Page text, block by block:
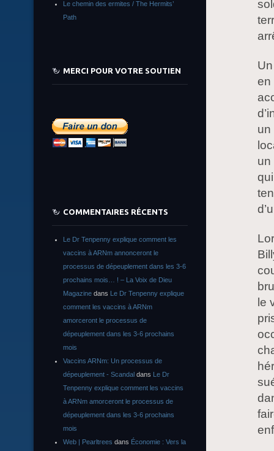
en
un
un
le
Le chemin des ermites / The Hermits’
Path
MERCI POUR VOTRE SOUTIEN
COMMENTAIRES RÉCENTS
Le Dr Tenpenny explique comment les
vaccins à ARNm annonceront le
processus de dépeuplement dans les 3-6
prochains mois… ! – La Voix de Dieu
Magazine dans Le Dr Tenpenny explique
comment les vaccins à ARNm
amorceront le processus de
dépeuplement dans les 3-6 prochains
mois
Vaccins ARNm: Un processus de
dépeuplement - Scandal dans Le Dr
Tenpenny explique comment les vaccins
à ARNm amorceront le processus de
dépeuplement dans les 3-6 prochains
mois
Web | Pearltrees dans Économie : Vers la